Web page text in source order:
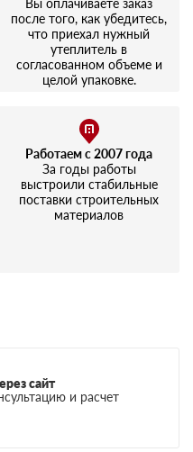
Вы оплачиваете заказ
после того, как убедитесь,
что приехал нужный
утеплитель в
согласованном объеме и
целой упаковке.
Работаем с 2007 года
За годы работы
выстроили стабильные
поставки строительных
материалов
сайт
и расчет